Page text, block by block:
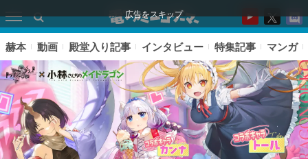
広告をスキップ
赫本 動画 殿堂入り記事 インタビュー 特集記事 マンガ